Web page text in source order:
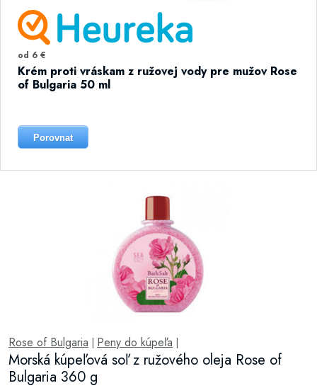
od 6 €
Krém proti vráskam z ružovej vody pre mužov Rose
of Bulgaria 50 ml
Porovnat
Rose of Bulgaria Peny do kúpeľa
Morská kúpeľová soľ z ružového oleja Rose of
Bulgaria 360 g